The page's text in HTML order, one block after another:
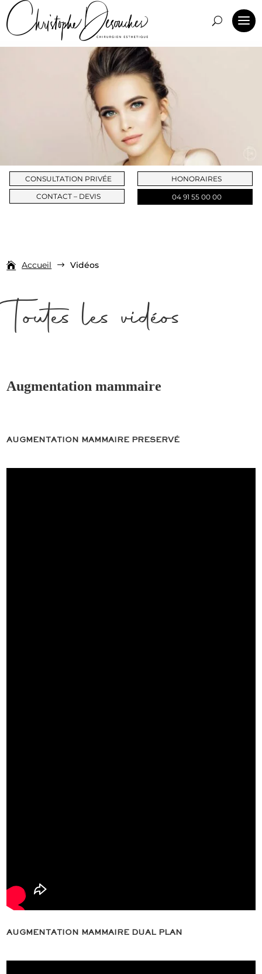
CONSULTATION PRIVÉE
CONTACT – DEVIS
HONORAIRES
04 91 55 00 00
Accueil $ Vidéos
Toutes les vidéos
Augmentation mammaire
AUGMENTATION MAMMAIRE PRESERVÉ
AUGMENTATION MAMMAIRE DUAL PLAN